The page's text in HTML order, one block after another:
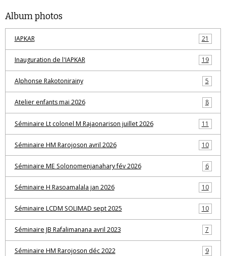
Album photos
IAPKAR 21
Inauguration de l'IAPKAR 19
Alphonse Rakotonirainy 5
Atelier enfants mai 2026 8
Séminaire Lt colonel M Rajaonarison juillet 2026 11
Séminaire HM Rarojoson avril 2026 10
Séminaire ME Solonomenjanahary fév 2026 6
Séminaire H Rasoamalala jan 2026 10
Séminaire LCDM SOLIMAD sept 2025 10
Séminaire JB Rafalimanana avril 2023 7
Séminaire HM Rarojoson déc 2022 9